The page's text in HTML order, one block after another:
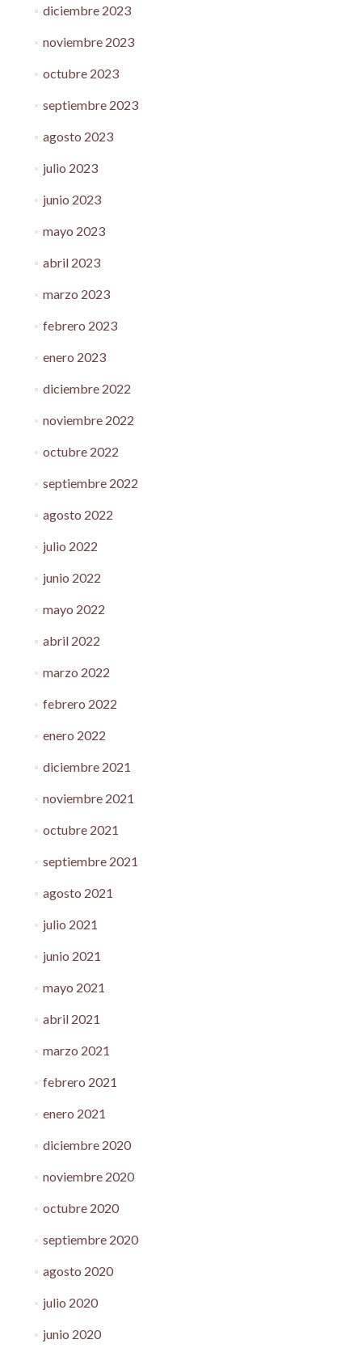
diciembre 2023
noviembre 2023
octubre 2023
septiembre 2023
agosto 2023
julio 2023
junio 2023
mayo 2023
abril 2023
marzo 2023
febrero 2023
enero 2023
diciembre 2022
noviembre 2022
octubre 2022
septiembre 2022
agosto 2022
julio 2022
junio 2022
mayo 2022
abril 2022
marzo 2022
febrero 2022
enero 2022
diciembre 2021
noviembre 2021
octubre 2021
septiembre 2021
agosto 2021
julio 2021
junio 2021
mayo 2021
abril 2021
marzo 2021
febrero 2021
enero 2021
diciembre 2020
noviembre 2020
octubre 2020
septiembre 2020
agosto 2020
julio 2020
junio 2020